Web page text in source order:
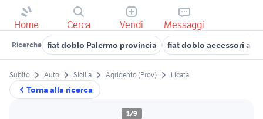
Home Cerca Vendi Messaggi
Ricerche fiat doblo Palermo provincia fiat doblo accessori
Torna alla ricerca
Subito Auto Sicilia Agrigento (Prov) Licata
1/9